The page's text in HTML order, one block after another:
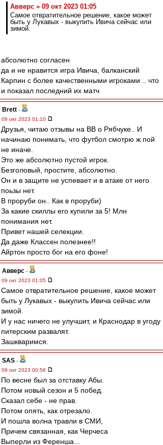
Авверс » 09 окт 2023 01:05
Самое отвратительное решение, какое может
быть у Лукавых - выкупить Ивича сейчас или
зимой.
абсолютно согласен
да и не нравится игра Ивича, балканский
Карпин с более качественными игроками .. что
и показал последний их матч
Brett -
09 окт 2023 01:10
Друзья, читаю отзывы на ВВ о Рябчуке.. И
начинаю понимать, что футбол смотрю ж.пой
не иначе.
Это же абсолютно пустой игрок.
Безголовый, простите, абсолютно.
Он и в защите не успевает и в атаке от него
поьзы нет.
В проруби он.. Как в проруби)
За какие скиллы его купили за 5! Млн
понимания нет.
Привет нашей селекции.
Да даже Классен полезнее!!
Айртон просто бог на его фоне!
Авверс -
09 окт 2023 01:05
Самое отвратительное решение, какое может
быть у Лукавых - выкупить Ивича сейчас или
зимой.
И у нас ничего не улучшит, и Краснодар в угоду
питерским развалят.
Зашкваримся.
SAS -
09 окт 2023 00:56
По весне был за отставку Абы.
Потом новый сезон и 5 побед.
Сказал себе - не прав.
Потом опять, как отрезало.
И пошла волна травли в СМИ,
Причем связанная, как Черчеса
Выперли из Ференша...